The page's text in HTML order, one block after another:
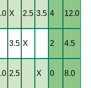
X 2.5 3.5 4 12.0
3.5 X 2 4.5
2.5 X 0 8.0